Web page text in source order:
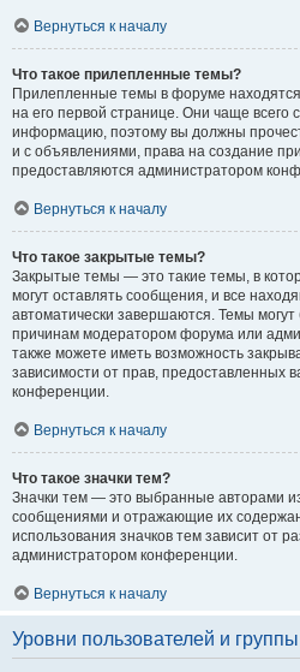
Вернуться к началу
Что такое прилепленные темы?
Прилепленные темы в форуме
на его первой странице. Они чаще всего
информацию, поэтому вы должны
и с объявлениями, права на создание
предоставляются администратором
Вернуться к началу
Что такое закрытые темы?
Закрытые темы — это такие темы, в
могут оставлять сообщения, и все
автоматически завершаются. Темы
причинам модератором форума или
также можете иметь возможность
зависимости от прав, предоставленных
конференции.
Вернуться к началу
Что такое значки тем?
Значки тем — это выбранные авторами
сообщениями и отражающие их
использования значков тем зависит от
администратором конференции.
Вернуться к началу
Уровни пользователей и группы